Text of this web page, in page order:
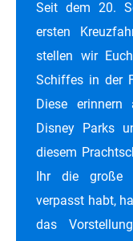
Seit dem 20.
ersten
stellen wir
Schiffes in der
Diese
Disney Parks
diesem
Ihr die große
verpasst habt,
das